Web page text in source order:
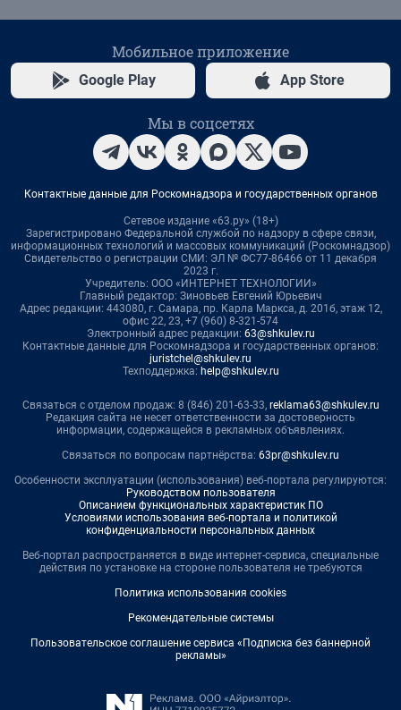
Мобильное приложение
Google Play App Store
Мы в соцсетях
Контактные данные для Роскомнадзора и государственных органов
Сетевое издание «63.ру» (18+)
Зарегистрировано Федеральной службой по надзору в сфере связи,
информационных технологий и массовых коммуникаций (Роскомнадзор)
Свидетельство о регистрации СМИ: ЭЛ № ФС77-86466 от 11 декабря
2023 г.
Учредитель: ООО «ИНТЕРНЕТ ТЕХНОЛОГИИ»
Главный редактор: Зиновьев Евгений Юрьевич
Адрес редакции: 443080, г. Самара, пр. Карла Маркса, д. 201б, этаж 12,
офис 22, 23, +7 (960) 8-321-574
Электронный адрес редакции: 63@shkulev.ru
Контактные данные для Роскомнадзора и государственных органов:
juristchel@shkulev.ru
Техподдержка: help@shkulev.ru
Связаться с отделом продаж: 8 (846) 201-63-33, reklama63@shkulev.ru
Редакция сайта не несет ответственности за достоверность
информации, содержащейся в рекламных объявлениях.
Связаться по вопросам партнёрства: 63pr@shkulev.ru
Особенности эксплуатации (использования) веб-портала регулируются:
Руководством пользователя
Описанием функциональных характеристик ПО
Условиями использования веб-портала и политикой
конфиденциальности персональных данных
Веб-портал распространяется в виде интернет-сервиса, специальные
действия по установке на стороне пользователя не требуются
Политика использования cookies
Рекомендательные системы
Пользовательское соглашение сервиса «Подписка без баннерной
рекламы»